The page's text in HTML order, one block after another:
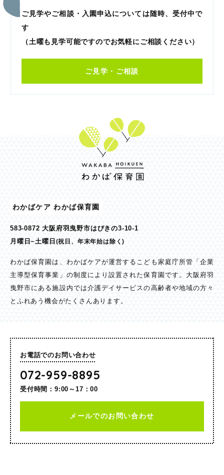
ご見学やご相談・入園申込については随時、受付中で
す
（土曜も見学可能ですのでお気軽にご相談ください）
ご見学・ご相談
わかばケア わかば保育園
583-0872 大阪府羽曳野市はびきの3-10-1
月曜日~土曜日(祝日、年末年始は除く)
わかば保育園は、わかばケアが運営するこども家庭庁所管「企業
主導型保育事業」の制度により設置された保育園です。大阪府羽
曳野市にある施設内では介護デイサービスの高齢者や地域の方々
とふれあう機会がたくさんあります。
お電話でのお問い合わせ
072-959-8895
受付時間：9:00～17：00
メールでのお問い合わせ